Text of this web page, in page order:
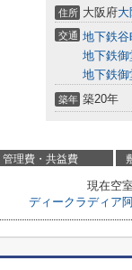
住所 大阪府
交通 地下鉄谷
地下鉄御
地下鉄御
築年 築20年
管理費・共益費
現在空
ディークラディア